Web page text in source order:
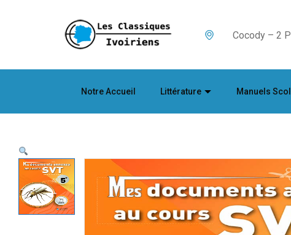
Cocody – 2
Notre Accueil Littérature Manuels